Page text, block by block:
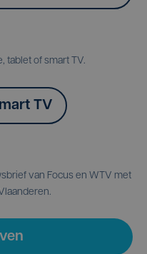
tablet of smart TV.
TV
van Focus en WTV met